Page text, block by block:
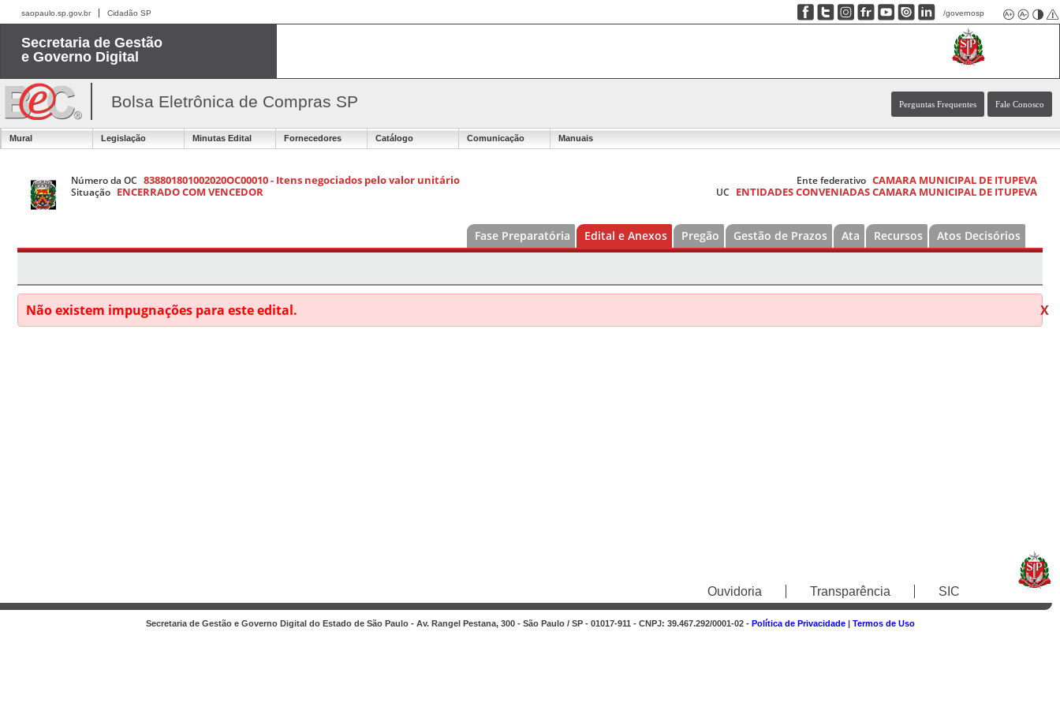
saopaulo.sp.gov.br Cidadão SP /governosp
Secretaria de Gestão
e Governo Digital
Bolsa Eletrônica de Compras SP Perguntas Frequentes Fale Conosco
Mural Legislação Minutas Edital Fornecedores Catálogo Comunicação Manuais
Número da OC 838801801002020OC00010 - Itens negociados pelo valor unitário
Situação ENCERRADO COM VENCEDOR
Ente federativo CAMARA MUNICIPAL DE ITUPEVA
UC ENTIDADES CONVENIADAS CAMARA MUNICIPAL DE ITUPEVA
Fase Preparatória Edital e Anexos Pregão Gestão de Prazos Ata Recursos Atos Decisórios
Não existem impugnações para este edital. X
Ouvidoria Transparência SIC
Secretaria de Gestão e Governo Digital do Estado de São Paulo - Av. Rangel Pestana, 300 - São Paulo / SP - 01017-911 - CNPJ: 39.467.292/0001-02 - Política de Privacidade| Termos de Uso